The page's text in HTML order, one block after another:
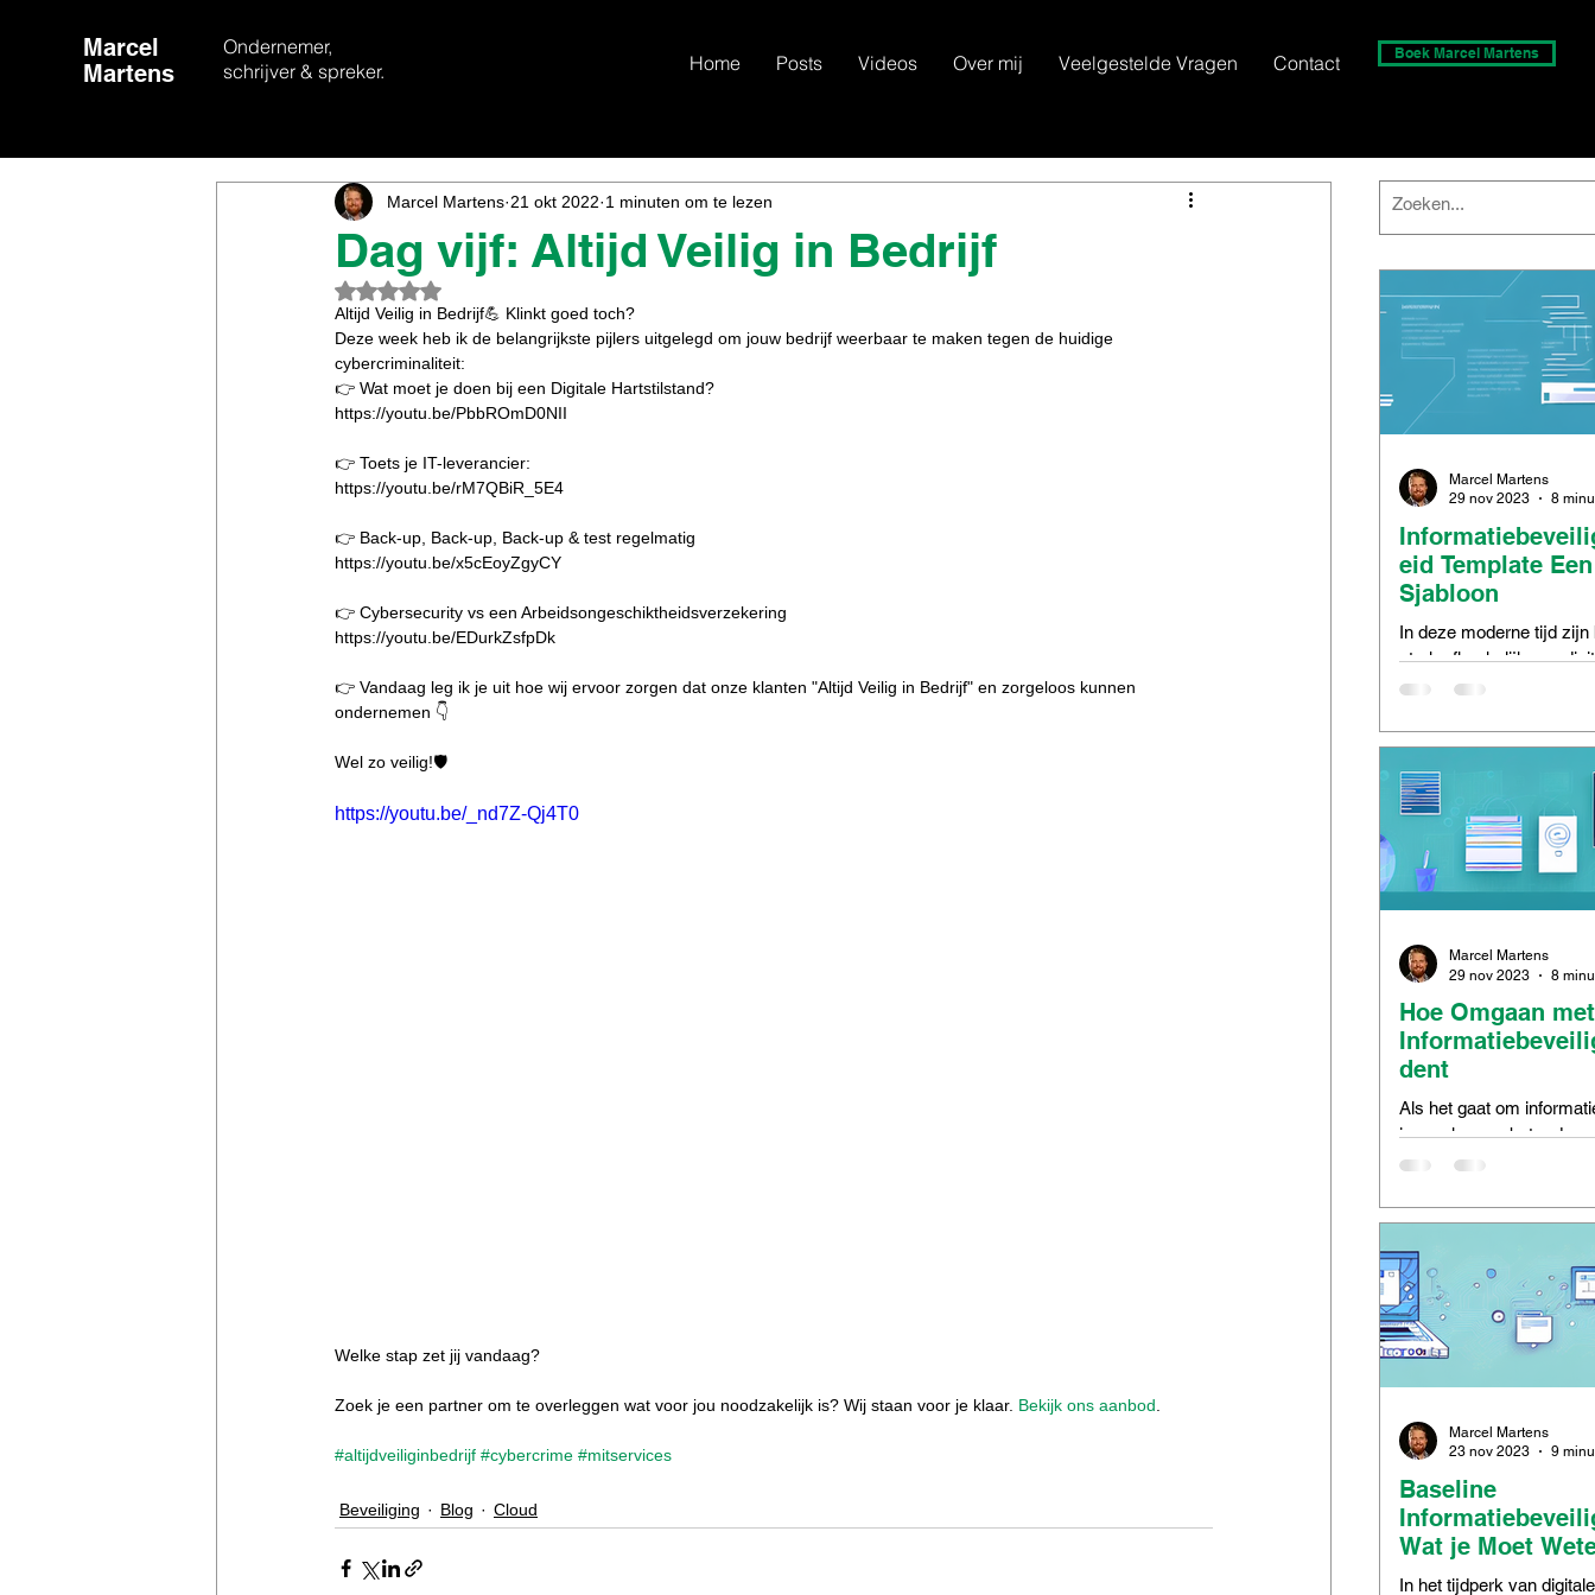
Marcel
Martens
Ondernemer,
schrijver & spreker.
Home Posts Videos Over mij Veelgestelde Vragen Contact Boek Marcel Martens
Dag vijf: Altijd Veilig in Bedrijf
Marcel Martens 21 okt 2022 1 minuten om te lezen
Beoordeeld met NaN uit 5 sterren.
Altijd Veilig in Bedrijf💪 Klinkt goed toch?
Deze week heb ik de belangrijkste pijlers uitgelegd om jouw bedrijf weerbaar te maken tegen de huidige
cybercriminaliteit:
👉 Wat moet je doen bij een Digitale Hartstilstand?
https://youtu.be/PbbROmD0NII
👉 Toets je IT-leverancier:
https://youtu.be/rM7QBiR_5E4
👉 Back-up, Back-up, Back-up & test regelmatig
https://youtu.be/x5cEoyZgyCY
👉 Cybersecurity vs een Arbeidsongeschiktheidsverzekering
https://youtu.be/EDurkZsfpDk
👉 Vandaag leg ik je uit hoe wij ervoor zorgen dat onze klanten "Altijd Veilig in Bedrijf" en zorgeloos kunnen
ondernemen 👇
Wel zo veilig!🛡️
https://youtu.be/_nd7Z-Qj4T0
Welke stap zet jij vandaag?
Zoek je een partner om te overleggen wat voor jou noodzakelijk is? Wij staan voor je klaar. Bekijk ons aanbod.
#altijdveiliginbedrijf #cybercrime #mitservices
Beveiliging Blog Cloud
eid Template
Sjabloon
In deze moderne tijd zijn
sterk afhankelijk van
technologieën om hun
enorme...
Marcel Martens
29 nov 2023
Hoe Omgaan
dent
Als het gaat om
is voorkomen beter dan
Maar zelfs met de beste
incidenten...
Marcel Martens
29 nov 2023
Baseline
Wat je Moet
In het tijdperk van digitale
Marcel Martens
23 nov 2023